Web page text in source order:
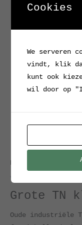
Home Verkocht
Verkocht / Archief
Grote TN
Oude industriële
Cookies
We serveren
vindt, klik
kunt ook
wil door op